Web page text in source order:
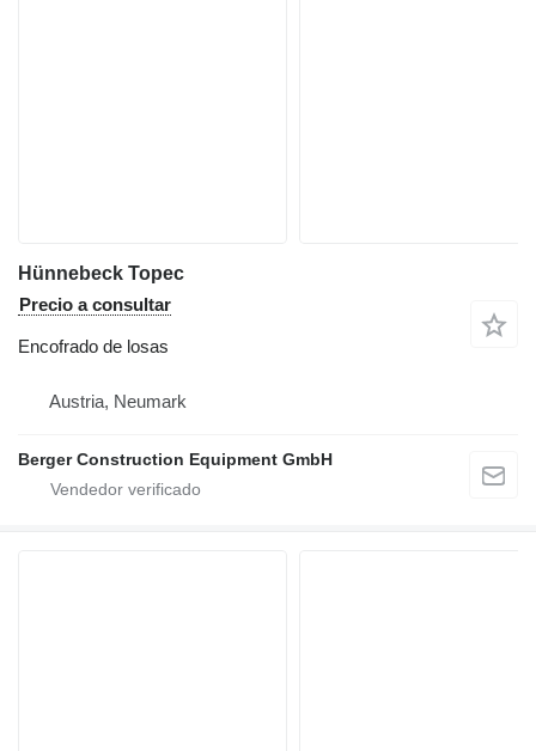
Hünnebeck Topec
Precio a consultar
Encofrado de losas
Austria, Neumark
Berger Construction Equipment GmbH